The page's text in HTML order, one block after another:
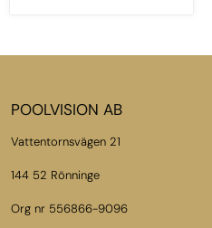
POOLVISION AB
Vattentornsvägen 21
144 52 Rönninge
Org nr 556866-9096